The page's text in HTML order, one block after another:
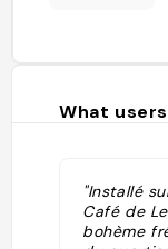
What
"Installé
Café de
bohème